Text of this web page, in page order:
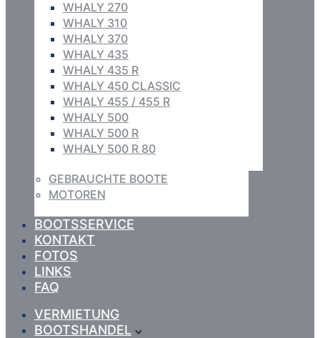
WHALY 270
WHALY 310
WHALY 370
WHALY 435
WHALY 435 R
WHALY 450 CLASSIC
WHALY 455 / 455 R
WHALY 500
WHALY 500 R
WHALY 500 R 80
GEBRAUCHTE BOOTE
MOTOREN
BOOTSSERVICE
KONTAKT
FOTOS
LINKS
FAQ
VERMIETUNG
BOOTSHANDEL